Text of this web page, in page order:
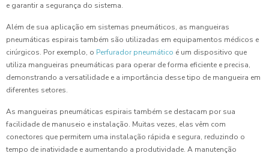
e garantir a segurança do sistema.
Além de sua aplicação em sistemas pneumáticos, as mangueiras
pneumáticas espirais também são utilizadas em equipamentos médicos e
cirúrgicos. Por exemplo, o Perfurador pneumático é um dispositivo que
utiliza mangueiras pneumáticas para operar de forma eficiente e precisa,
demonstrando a versatilidade e a importância desse tipo de mangueira em
diferentes setores.
As mangueiras pneumáticas espirais também se destacam por sua
facilidade de manuseio e instalação. Muitas vezes, elas vêm com
conectores que permitem uma instalação rápida e segura, reduzindo o
tempo de inatividade e aumentando a produtividade. A manutenção